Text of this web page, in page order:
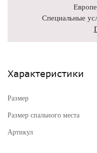
Специальные
Характеристики
Размер
Размер спального места
Артикул